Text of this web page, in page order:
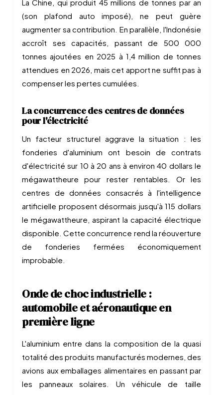
La Chine, qui produit 45 millions de tonnes par an
(son plafond auto imposé), ne peut guère
augmenter sa contribution. En parallèle, l'Indonésie
accroît ses capacités, passant de 500 000
tonnes ajoutées en 2025 à 1,4 million de tonnes
attendues en 2026, mais cet apport ne suffit pas à
compenser les pertes cumulées.
La concurrence des centres de données
pour l'électricité
Un facteur structurel aggrave la situation : les
fonderies d'aluminium ont besoin de contrats
d'électricité sur 10 à 20 ans à environ 40 dollars le
mégawattheure pour rester rentables. Or les
centres de données consacrés à l'intelligence
artificielle proposent désormais jusqu'à 115 dollars
le mégawattheure, aspirant la capacité électrique
disponible. Cette concurrence rend la réouverture
de fonderies fermées économiquement
improbable.
Onde de choc industrielle :
automobile et aéronautique en
première ligne
L'aluminium entre dans la composition de la quasi
totalité des produits manufacturés modernes, des
avions aux emballages alimentaires en passant par
les panneaux solaires. Un véhicule de taille